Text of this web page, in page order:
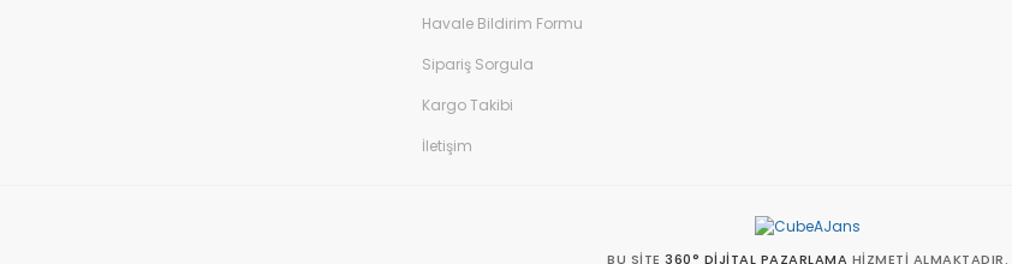
Havale Bildirim Formu
Sipariş Sorgula
Kargo Takibi
İletişim
BU SITE 360° DIJITAL PAZARLAMA HIZMETI ALMAKTADIR.